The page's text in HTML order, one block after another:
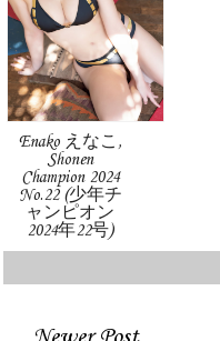
Enako えなこ,
Shonen
Champion 2024
No.22 (少年チ
ャンピオン
2024年22号)